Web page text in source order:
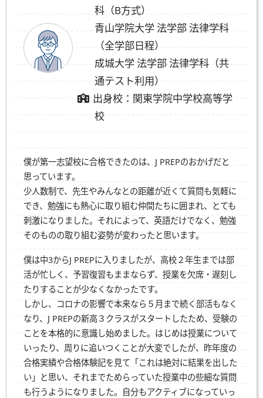
科（B方式）
青山学院大学 法学部 法律学科
（全学部日程）
成城大学 法学部 法律学科（共
通テスト利用）
出身校：関東学院中学校高等学
校
僕が第一志望校に合格できたのは、J PREPのおかげだと
思っています。
少人数制で、先生やみんなとの距離が近くて質問も気軽に
でき、勉強にも熱心に取り組む仲間たちに囲まれ、とても
刺激になりました。それによって、英語だけでなく、勉強
そのものの取り組む姿勢が変わったと思います。
僕は中3からJ PREPに入りましたが、高校２年生までは部
活が忙しく、予習復習もままならず、授業を欠席・遅刻し
たりすることが少なくなかったです。
しかし、コロナの影響で本来なら５月まで続く部活もなく
なり、J PREPの新高３クラスがスタートしたため、受験の
ことを本格的に意識し始めました。はじめは授業について
いったり、周りに追いつくことが大変でしたが、昨年度の
合格実績や合格体験記を見て「これは絶対に結果を出した
い」と思い、それまでためらっていた授業中の些細な質問
も行うようになりました。自分もアクティブになっていっ